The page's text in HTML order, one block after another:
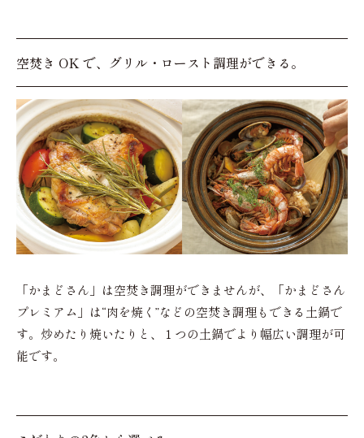
空焚き OK で、グリル・ロースト調理ができる。
「かまどさん」は空焚き調理ができませんが、「かまどさん
プレミアム」は“肉を焼く”などの空焚き調理もできる土鍋で
す。炒めたり焼いたりと、１つの土鍋でより幅広い調理が可
能です。